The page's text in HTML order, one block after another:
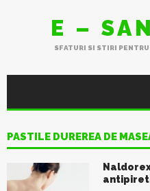
E –
SFATURI SI STIRI
PASTILE DUREREA DE